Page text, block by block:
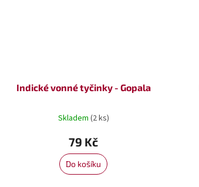
Indické vonné tyčinky - Gopala
Skladem (2 ks)
79 Kč
Do košíku